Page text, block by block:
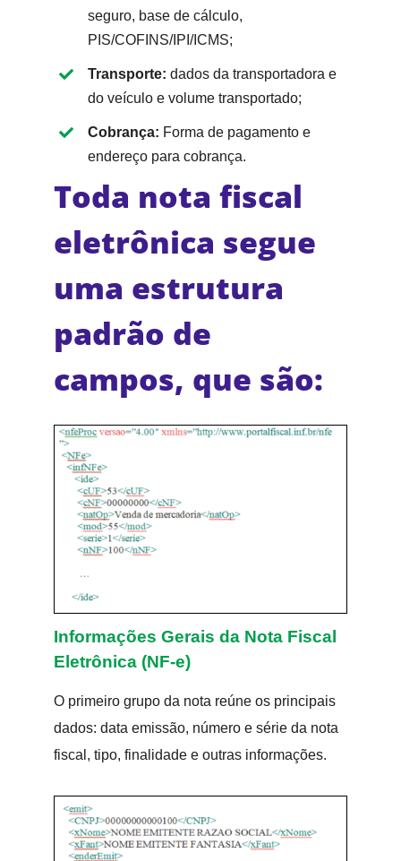
seguro, base de cálculo,
PIS/COFINS/IPI/ICMS;
Transporte: dados da transportadora e
do veículo e volume transportado;
Cobrança: Forma de pagamento e
endereço para cobrança.
Toda nota fiscal
eletrônica segue
uma estrutura
padrão de
campos, que são:
Informações Gerais da Nota Fiscal
Eletrônica (NF-e)
O primeiro grupo da nota reúne os principais
dados: data emissão, número e série da nota
fiscal, tipo, finalidade e outras informações.